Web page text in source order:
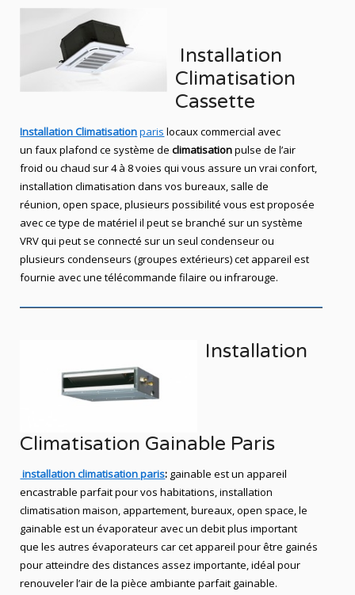
Installation
Climatisation
Cassette
Installation Climatisationparis locaux commercial avec
un faux plafond ce système de climatisationpulse de l’air
froid ou chaud sur 4 à 8 voies qui vous assure un vrai confort,
installation climatisation dans vos bureaux, salle de
réunion, open space, plusieurs possibilité vous est proposée
avec ce type de matériel il peut se branché sur un système
VRV qui peut se connecté sur un seul condenseur ou
plusieurs condenseurs (groupes extérieurs) cet appareil est
fournie avec une télécommande filaire ou infrarouge.
Installation
Climatisation Gainable Paris
installation climatisation paris: gainable est un appareil
encastrable parfait pour vos habitations, installation
climatisation maison, appartement,bureaux,open space, le
gainable est un évaporateur avec un debit plus important
que les autres évaporateurs car cet appareil pour être gainés
pour atteindre des distances assez importante, idéal pour
renouveler l’air de la pièce ambiante parfait gainable.